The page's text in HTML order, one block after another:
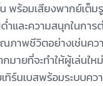
พร้อมเสียงพากย์เต็
ำและความสนุกในกา
ภาพชีวิตอย่างเช่นคว
มายที่จะทำให้ผู้เล่นให
ทิร์นเบสพร้อมระบบคว